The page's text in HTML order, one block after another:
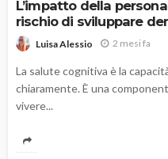
L’impatto della
rischio di sviluppare
Luisa Alessio 2 mesi fa
La salute cognitiva è la
chiaramente. È una
vivere...